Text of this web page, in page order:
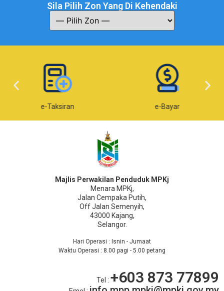
Sila Pilih Zon Yang Di Kehendaki
e-Taksiran e-Bayar
Majlis Perwakilan Penduduk MPKj
Menara MPKj,
Jalan Cempaka Putih,
Off Jalan Semenyih,
43000 Kajang,
Selangor.
Hari Operasi : Isnin - Jumaat
Waktu Operasi : 8.00 pagi - 5.00 petang
Tel : +603 873 77899